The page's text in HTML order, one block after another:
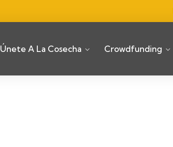
Únete A La Cosecha Crowdfunding